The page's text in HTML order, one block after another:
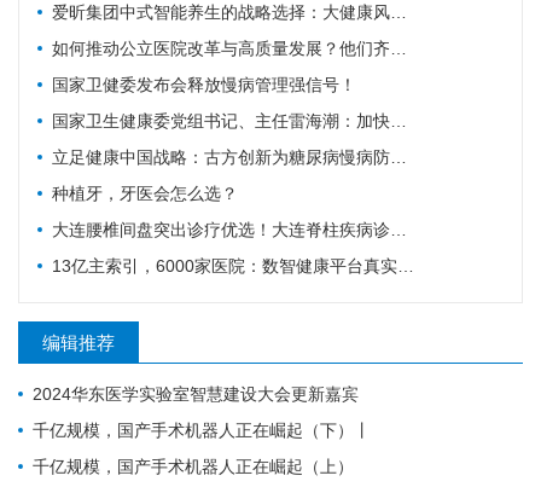
爱昕集团中式智能养生的战略选择：大健康风口要追，赋能产业的根基要扎
如何推动公立医院改革与高质量发展？他们齐聚广东为9个地市出谋划策→
国家卫健委发布会释放慢病管理强信号！
国家卫生健康委党组书记、主任雷海潮：加快建设健康中国
立足健康中国战略：古方创新为糖尿病慢病防控注入中医药力量
种植牙，牙医会怎么选？
大连腰椎间盘突出诊疗优选！大连脊柱疾病诊疗科普
13亿主索引，6000家医院：数智健康平台真实进度
编辑推荐
2024华东医学实验室智慧建设大会更新嘉宾
千亿规模，国产手术机器人正在崛起（下）丨
千亿规模，国产手术机器人正在崛起（上）